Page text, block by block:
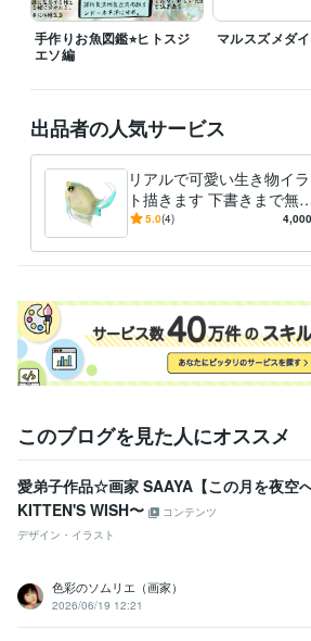
手作りお魚図鑑⭐︎ヒトスジ
エソ編
マルスズメダイ
出品者の人気サービス
リアルで可愛い生き物イ
ト描きます 下書きまで無料
イメージにご納得いただ
5.0(4) 4,000
このブログを見た人にオススメ
愛弟子作品☆画家 SAAYA【この月を夜空
KITTEN'S WISH〜
コンテンツ
デザイン・イラスト
色彩のソムリエ（画家）
2026/06/19 12:21